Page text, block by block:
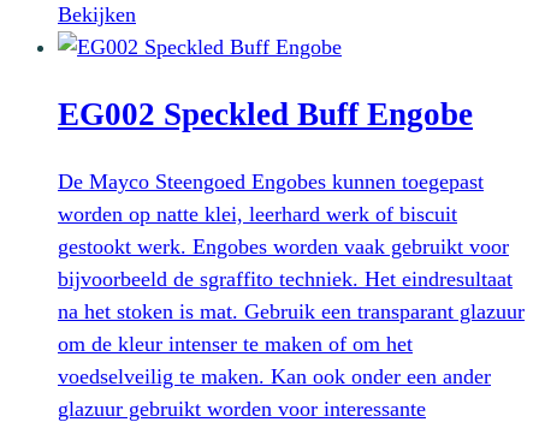
Bekijken
product
meerdere
Deze
optie
kan
gekozen
worden
op
de
productpagina
EG002 Speckled Buff Engobe
De Mayco Steengoed Engobes kunnen toegepast
worden op natte klei, leerhard werk of biscuit
gestookt werk. Engobes worden vaak gebruikt voor
bijvoorbeeld de sgraffito techniek. Het eindresultaat
na het stoken is mat. Gebruik een transparant glazuur
om de kleur intenser te maken of om het
voedselveilig te maken. Kan ook onder een ander
glazuur gebruikt worden voor interessante